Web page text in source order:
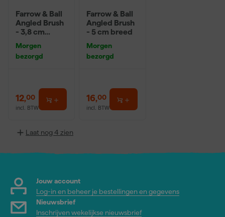
Farrow & Ball
Angled Brush
- 3,8 cm
Morgen
bezorgd
12,00
incl. BTW
Farrow & Ball
Angled Brush
- 5 cm breed
Morgen
bezorgd
16,00
incl. BTW
Laat nog 4 zien
Jouw account
Log-in en beheer je bestellingen en gegevens
Nieuwsbrief
Inschrijven wekelijkse nieuwsbrief